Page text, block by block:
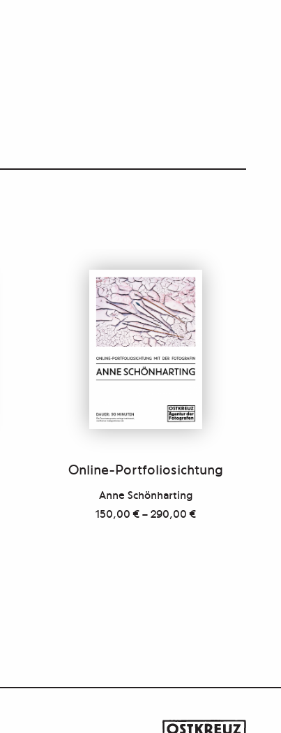
Online-Portfoliosichtung
Anne Schönharting
150,00€–290,00€